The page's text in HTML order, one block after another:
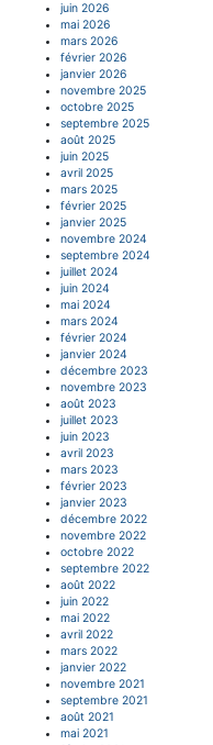
juin 2026
mai 2026
mars 2026
février 2026
janvier 2026
novembre 2025
octobre 2025
septembre 2025
août 2025
juin 2025
avril 2025
mars 2025
février 2025
janvier 2025
novembre 2024
septembre 2024
juillet 2024
juin 2024
mai 2024
mars 2024
février 2024
janvier 2024
décembre 2023
novembre 2023
août 2023
juillet 2023
juin 2023
avril 2023
mars 2023
février 2023
janvier 2023
décembre 2022
novembre 2022
octobre 2022
septembre 2022
août 2022
juin 2022
mai 2022
avril 2022
mars 2022
janvier 2022
novembre 2021
septembre 2021
août 2021
mai 2021